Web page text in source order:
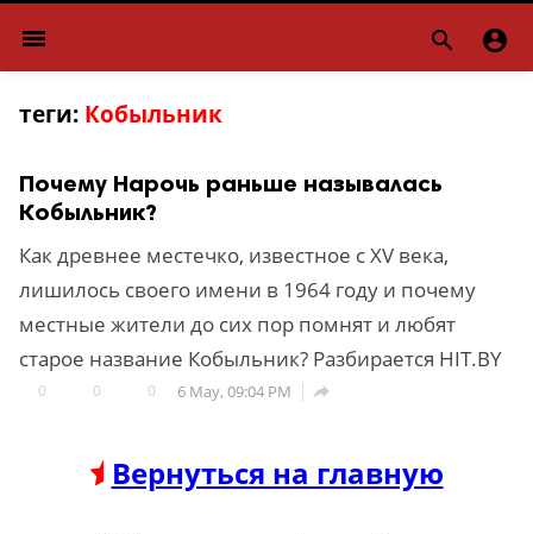
menu  
теги: Кобыльник
Почему Нарочь раньше называлась
Кобыльник?
Как древнее местечко, известное с XV века,
лишилось своего имени в 1964 году и почему
местные жители до сих пор помнят и любят
старое название Кобыльник? Разбирается HIT.BY
0 0 0 6 May, 09:04 PM 
Вернуться на главную